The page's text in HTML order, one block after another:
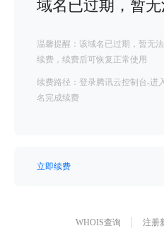
域名已过期，暂
温馨提醒：该域名已过期，暂无
续费，续费后可恢复正常使用
续费路径：登录腾讯云控制台-进
名完成续费
立即续费
WHOIS查询 注册